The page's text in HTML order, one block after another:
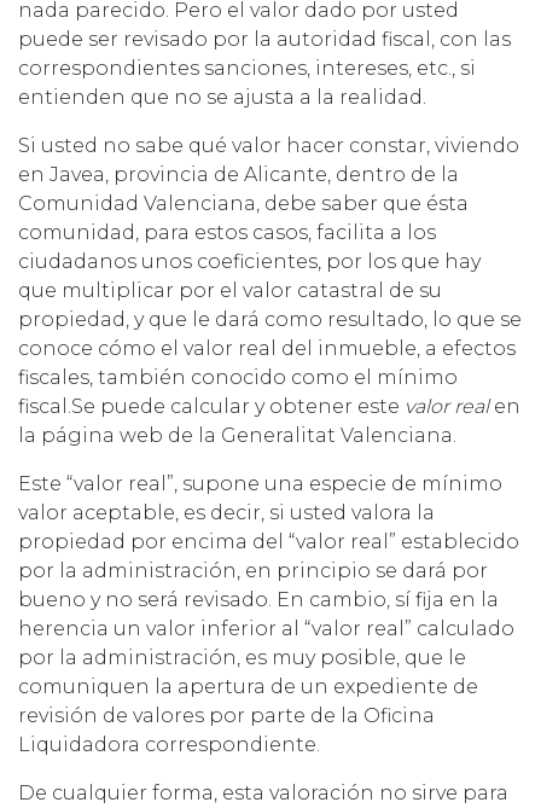
nada parecido. Pero el valor dado por usted
puede ser revisado por la autoridad fiscal, con las
correspondientes sanciones, intereses, etc., si
entienden que no se ajusta a la realidad.
Si usted no sabe qué valor hacer constar, viviendo
en Javea, provincia de Alicante, dentro de la
Comunidad Valenciana, debe saber que ésta
comunidad, para estos casos, facilita a los
ciudadanos unos coeficientes, por los que hay
que multiplicar por el valor catastral de su
propiedad, y que le dará como resultado, lo que se
conoce cómo el valor real del inmueble, a efectos
fiscales, también conocido como el mínimo
fiscal.Se puede calcular y obtener este valor realen
la página web de la Generalitat Valenciana.
Este “valor real”, supone una especie de mínimo
valor aceptable, es decir, si usted valora la
propiedad por encima del “valor real” establecido
por la administración, en principio se dará por
bueno y no será revisado. En cambio, sí fija en la
herencia un valor inferior al “valor real” calculado
por la administración, es muy posible, que le
comuniquen la apertura de un expediente de
revisión de valores por parte de la Oficina
Liquidadora correspondiente.
De cualquier forma, esta valoración no sirve para